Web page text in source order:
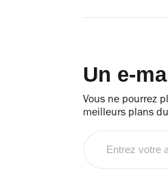
Un e-
Vous ne pourrez
meilleurs plans